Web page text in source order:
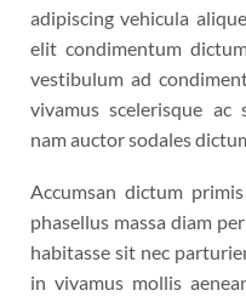
adipiscing vehicula
elit condimentum
vestibulum ad
vivamus scelerisque
nam auctor sodales
Accumsan dictum
phasellus massa diam
habitasse sit nec
in vivamus mollis